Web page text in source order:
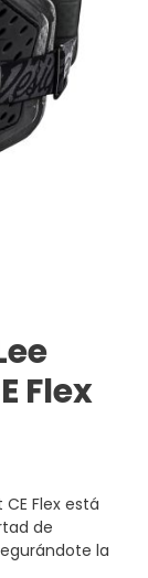
Flex
CE Flex está
de
la